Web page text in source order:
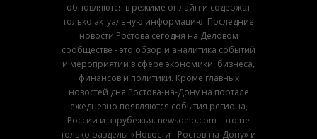
обновляются в режиме онлайн и содержат
только актуальную информацию. Последние
новости Ростова сегодня на Деловом
сообществе - это обзор и аналитика событий
и мероприятий в сфере экономики, бизнеса,
финансов и политики. Кроме главных
новостей дня Ростова-на-Дону на портале
ежедневно появляются события региона,
России и зарубежья. newsdelo.com - это не
только разделы «Новости - Ростов-на-Дону» и